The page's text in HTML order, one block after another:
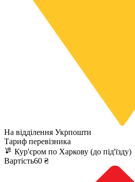
На відділення Укрпошти
Тариф перевізника
Кур'єром по Харкову (до під'їзду)
Вартість60 ₴